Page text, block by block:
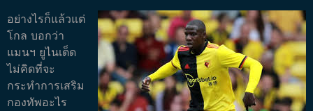
อย่างไรก็แล้วแต่
โกล บอกว่า
แมนฯ ยูไนเต็ด
ไม่คิดที่จะ
กระทำการเสริม
กองทัพอะไร